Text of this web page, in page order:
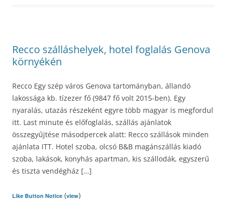
Recco szálláshelyek, hotel foglalás Genova
környékén
Recco Egy szép város Genova tartományban, állandó
lakossága kb. tízezer fő (9847 fő volt 2015-ben). Egy
nyaralás, utazás részeként egyre több magyar is megfordul
itt. Last minute és előfoglalás, szállás ajánlatok
összegyűjtése másodpercek alatt: Recco szállások minden
ajánlata ITT. Hotel szoba, olcsó B&B magánszállás kiadó
szoba, lakások, konyhás apartman, kis szállodák, egyszerű
és tiszta vendégház […]
Like Button Notice (view)